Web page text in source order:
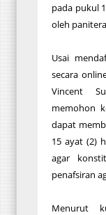
pada pukul
oleh
Usai
secara
Vincent
memohon
dapat
15 ayat (2)
agar
penafsiran
Menurut